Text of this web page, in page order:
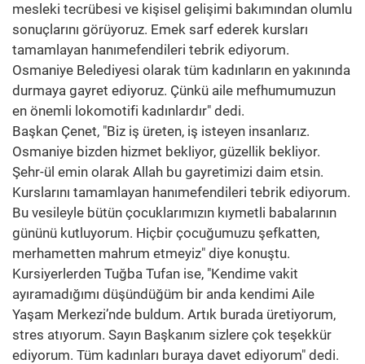
mesleki tecrübesi ve kişisel gelişimi bakımından olumlu
sonuçlarını görüyoruz. Emek sarf ederek kursları
tamamlayan hanımefendileri tebrik ediyorum.
Osmaniye Belediyesi olarak tüm kadınların en yakınında
durmaya gayret ediyoruz. Çünkü aile mefhumumuzun
en önemli lokomotifi kadınlardır" dedi.
Başkan Çenet, "Biz iş üreten, iş isteyen insanlarız.
Osmaniye bizden hizmet bekliyor, güzellik bekliyor.
Şehr-ül emin olarak Allah bu gayretimizi daim etsin.
Kurslarını tamamlayan hanımefendileri tebrik ediyorum.
Bu vesileyle bütün çocuklarımızın kıymetli babalarının
gününü kutluyorum. Hiçbir çocuğumuzu şefkatten,
merhametten mahrum etmeyiz" diye konuştu.
Kursiyerlerden Tuğba Tufan ise, "Kendime vakit
ayıramadığımı düşündüğüm bir anda kendimi Aile
Yaşam Merkezi’nde buldum. Artık burada üretiyorum,
stres atıyorum. Sayın Başkanım sizlere çok teşekkür
ediyorum. Tüm kadınları buraya davet ediyorum" dedi.